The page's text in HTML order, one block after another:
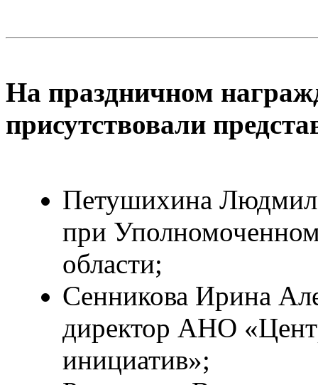
На праздничном
присутствовали
Петушихина
при
области;
Сенникова Ирина
директор АНО
инициатив»;